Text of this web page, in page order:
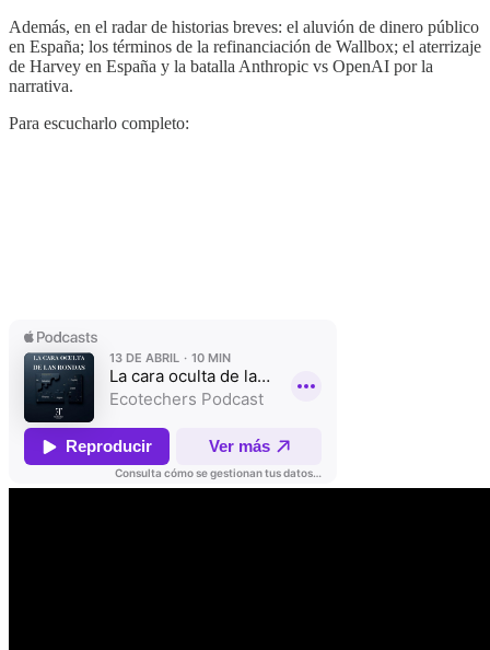
Además, en el radar de historias breves: el aluvión de dinero público
en España; los términos de la refinanciación de Wallbox; el aterrizaje
de Harvey en España y la batalla Anthropic vs OpenAI por la
narrativa.
Para escucharlo completo: